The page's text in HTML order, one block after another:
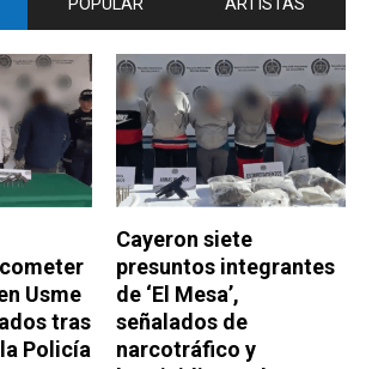
POPULAR ARTISTAS
Usme
tras
Policía
Cayeron siete
presuntos integrantes
de ‘El Mesa’,
señalados de
narcotráfico y